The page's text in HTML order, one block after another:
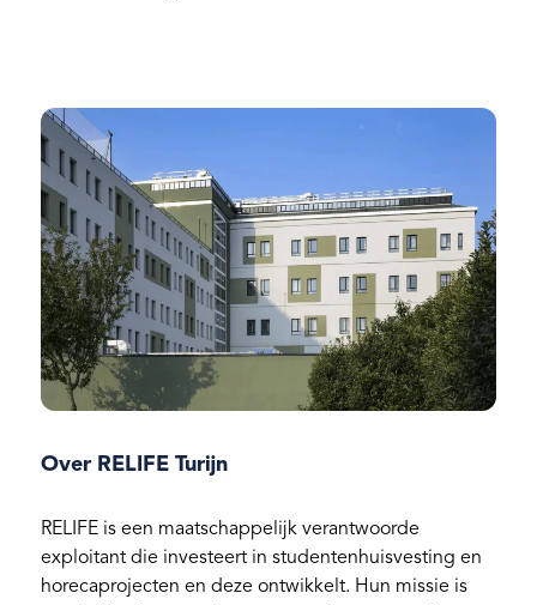
Over RELIFE Turijn
RELIFE is een maatschappelijk verantwoorde
exploitant die investeert in studentenhuisvesting en
horecaprojecten en deze ontwikkelt. Hun missie is